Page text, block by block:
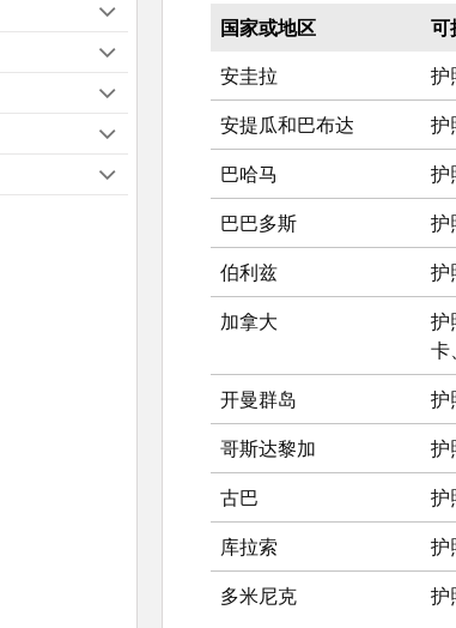
国家或地区
可
安圭拉
护
安提瓜和巴布达 护
巴哈马 护
巴巴多斯 护
伯利兹 护
加拿大
护
卡
开曼群岛 护
哥斯达黎加 护
古巴 护
库拉索 护
多米尼克 护